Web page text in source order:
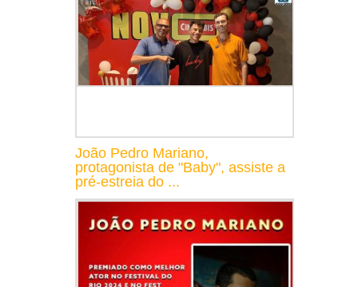
João Pedro Mariano,
protagonista de "Baby", assiste a
pré-estreia do ...